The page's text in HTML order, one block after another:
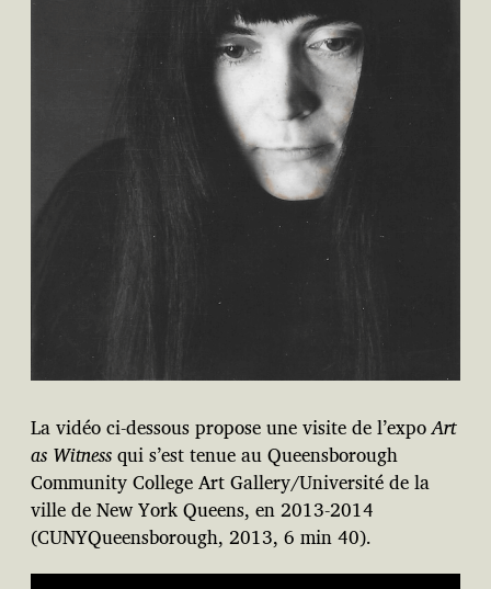
La vidéo ci-dessous propose une visite de l’expoArt
as Witnessqui s’est tenue au Queensborough
Community College Art Gallery/Université de la
ville de New York Queens, en 2013-2014
(CUNYQueensborough, 2013, 6 min 40).